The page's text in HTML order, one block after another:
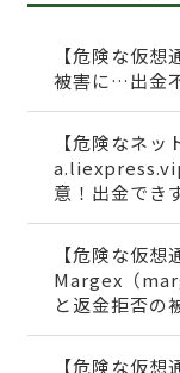
【危険な仮
被害に…出金
【危険なネッ
意！出金でき
【危険な仮想
Margex（
と返金拒否の
【危険な仮想